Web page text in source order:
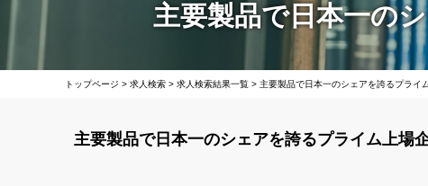
主要製品で日本一の
トップページ > 求人検索 > 求人検索結果一覧 > 主要製品で日本一のシェアを誇るプライ
主要製品で日本一のシェアを誇るプライム上場